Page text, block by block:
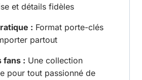
et détails fidèles
: Format porte-clés
partout
fans : Une collection
pour tout passionné de